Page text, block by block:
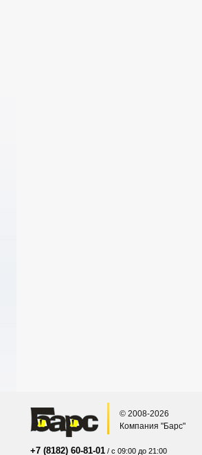
© 2008-2026
Компания "Барс"
+7 (8182) 60-81-01 / с 09:00 до 21:00